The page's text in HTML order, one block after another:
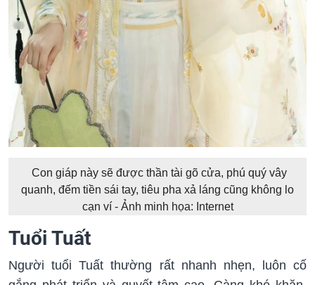
Con giáp này sẽ được thần tài gõ cửa, phú quý vây
quanh, đếm tiền sái tay, tiêu pha xả láng cũng không lo
cạn ví - Ảnh minh họa: Internet
Tuổi Tuất
Người tuổi Tuất thường rất nhanh nhẹn, luôn cố